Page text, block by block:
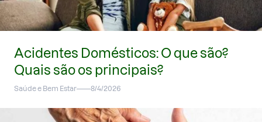
Acidentes Domésticos: O que são?
Quais são os principais?
Saúde e Bem Estar 8/4/2026